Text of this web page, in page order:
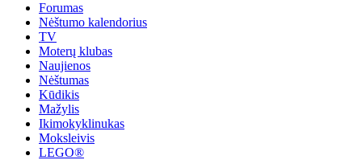
Forumas
Nėštumo kalendorius
TV
Moterų klubas
Naujienos
Nėštumas
Kūdikis
Mažylis
Ikimokyklinukas
Moksleivis
LEGO®